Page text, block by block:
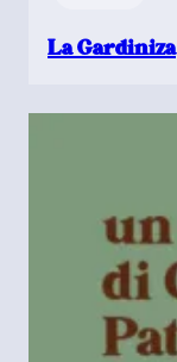
La Gardiniza